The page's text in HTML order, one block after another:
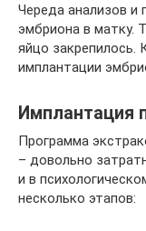
Череда анализов и
эмбриона в матку.
яйцо закрепилось.
имплантации
Имплантация
Программа
– довольно
и в
несколько этапов: